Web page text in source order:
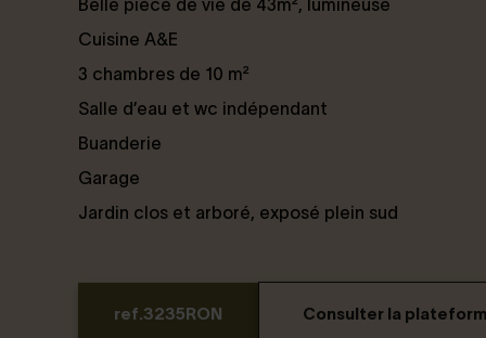
Belle pièce de vie de 43m², lumineuse
Cuisine A&E
3 chambres de 10 m²
Salle d’eau et wc indépendant
Buanderie
Garage
Jardin clos et arboré, exposé plein sud
ref.3235RON Consulter la